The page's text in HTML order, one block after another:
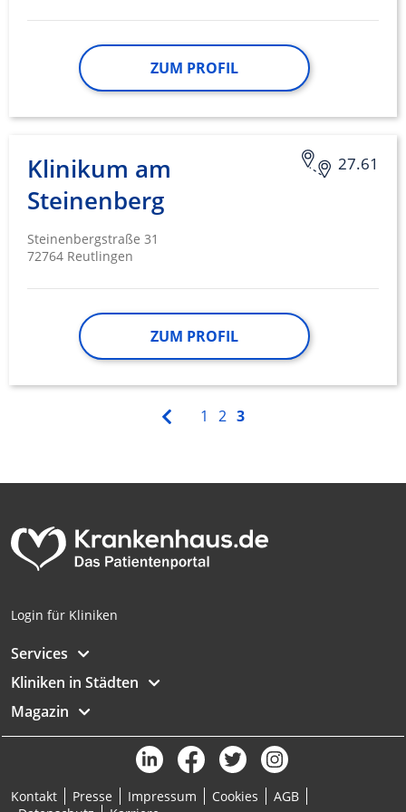
ZUM PROFIL
27.61
Klinikum am
Steinenberg
Steinenbergstraße 31
72764 Reutlingen
ZUM PROFIL
1 2 3
Login für Kliniken
Services
Kliniken in Städten
Magazin
Kontakt Presse Impressum Cookies
AGB
Geräte anhand von aktiv angeforderten
Informationen identifizieren
Nicht-IAB-Verarbeitungszwecke:
Performance
Werbung